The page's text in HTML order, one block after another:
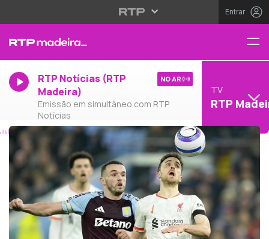
Entrar
RTP Notícias (RTP
Madeira)
Emissão em simultâneo com RTP
Notícias
NO AR
TV
RTP